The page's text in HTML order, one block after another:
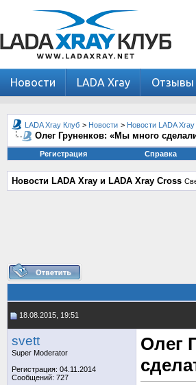
Новости LADA Xray Отзывы
LADA Xray Клуб > Новости > Новости LADA
Олег Груненков: «Мы много
Регистрация Справка
Новости LADA Xray и LADA Xray Cross
18.08.2015, 19:51
svett
Super Moderator
Регистрация: 04.11.2014
Сообщений: 727
Олег